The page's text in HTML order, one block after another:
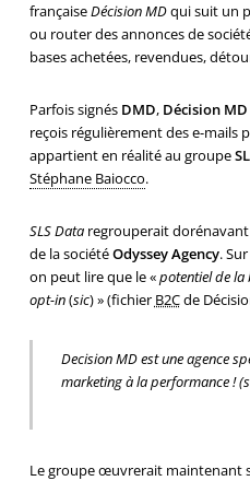
françaiseDécision MDqui suit un
ou router des annonces de
bases achetées, revendues,
Parfois signés DMD, Décision MD
reçois régulièrement des e-mails
appartient en réalité au groupe
Stéphane Baiocco.
SLS Dataregrouperait dorénavant
de la sociétéOdyssey Agency.
on peut lire que le «potentiel de la
opt-in(sic) » (fichier B2Cde
Decision MD est une agence
marketing à la performance !
Le groupe œuvrerait maintenant